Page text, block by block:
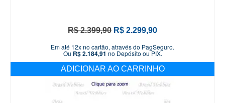
R$2.399,90 O
original
era:
R$ 2.399,90.
R$ 2.299,90O
atual
R$ 2.299,90.
Em até 12x no cartão, através do PagSeguro.
Ou R$2.184,91 no Depósito ou PIX.
ADICIONAR AO CARRINHO